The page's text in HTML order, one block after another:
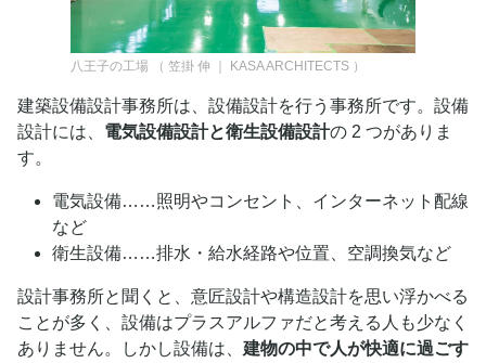
八王子の工場 （ 笠掛 伸 ｜ KASA ARCHITECTS ）
建築設備設計事務所は、設備設計を行う事務所です。設備
設計には、 電気設備設計と衛生設備設計の 2 つがありま
す。
電気設備……照明やコンセント、インターネット配線
など
衛生設備……排水・給水経路や位置、空調換気など
設計事務所と聞くと、意匠設計や構造設計を思い浮かべる
ことが多く、設備はプラスアルファだと考える人も少なく
ありません。しかし設備は、 建物の中で人が快適に過ごす